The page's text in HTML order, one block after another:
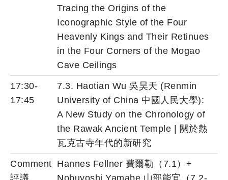
Tracing the Origins of the
Iconographic Style of the Four
Heavenly Kings and Their Retinues
in the Four Corners of the Mogao
Cave Ceilings
17:30-
17:45
7.3. Haotian Wu 吳昊天 (Renmin
University of China 中國人民大學):
A New Study on the Chronology of
the Rawak Ancient Temple | 關於熱
瓦克古寺年代的新研究
Comment Hannes Fellner 費爾勒（7.1）+